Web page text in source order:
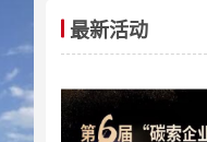
最新活动